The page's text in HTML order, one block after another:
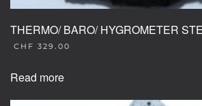
THERMO/ BARO/ HYGROMETER
CHF 329.00
Read more